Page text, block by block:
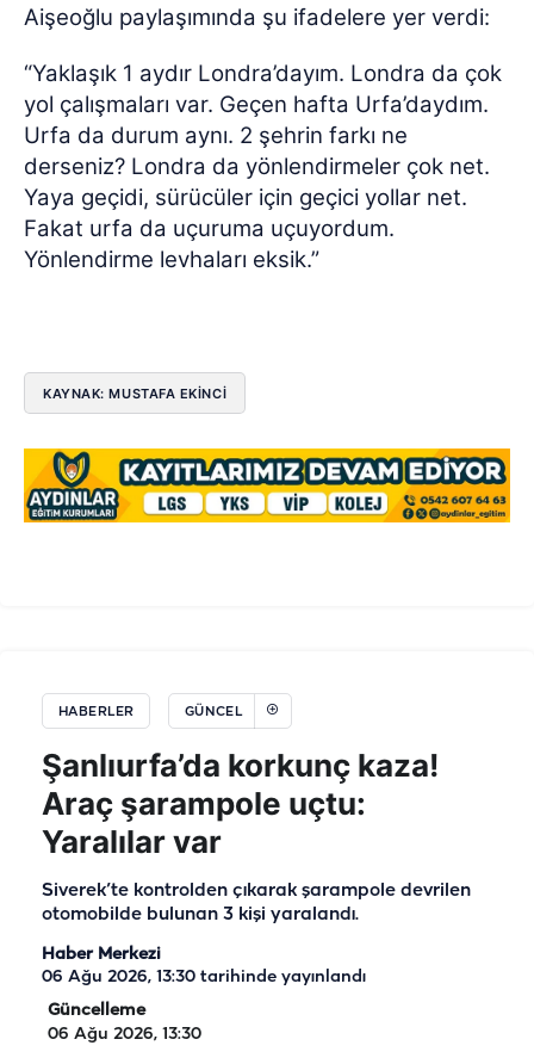
Aişeoğlu paylaşımında şu ifadelere yer verdi:
“Yaklaşık 1 aydır Londra’dayım. Londra da çok
yol çalışmaları var. Geçen hafta Urfa’daydım.
Urfa da durum aynı. 2 şehrin farkı ne
derseniz? Londra da yönlendirmeler çok net.
Yaya geçidi, sürücüler için geçici yollar net.
Fakat urfa da uçuruma uçuyordum.
Yönlendirme levhaları eksik.”
KAYNAK: MUSTAFA EKİNCİ
HABERLER GÜNCEL
Şanlıurfa’da korkunç kaza!
Araç şarampole uçtu:
Yaralılar var
Siverek’te kontrolden çıkarak şarampole devrilen
otomobilde bulunan 3 kişi yaralandı.
Haber Merkezi
06 Ağu 2026, 13:30 tarihinde yayınlandı
Güncelleme
06 Ağu 2026, 13:30